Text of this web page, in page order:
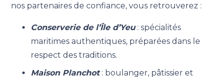
nos partenaires de confiance, vous retrouverez :
Conserverie de l’Île d’Yeu : spécialités
maritimes authentiques, préparées dans le
respect des traditions.
Maison Planchot : boulanger, pâtissier et